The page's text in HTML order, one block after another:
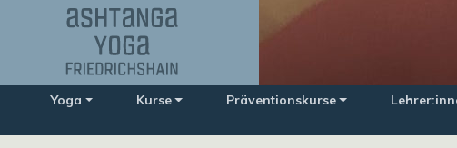
Yoga Kurse Präventionskurse